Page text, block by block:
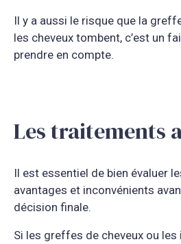
Il y a aussi le risque que la
les cheveux tombent, c’est un
prendre en compte.
Les traitements
Il est essentiel de bien évaluer
avantages et inconvénients
décision finale.
Si les greffes de cheveux ou